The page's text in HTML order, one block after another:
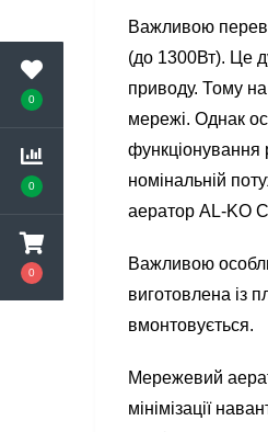
0
0
0
Важливою
(до 1300Вт). Це
приводу. Тому на
мережі. Однак
функціонування
номінальній
аератор AL-KO
Важливою
виготовлена із
вмонтовується.
Мережевий
мінімізації